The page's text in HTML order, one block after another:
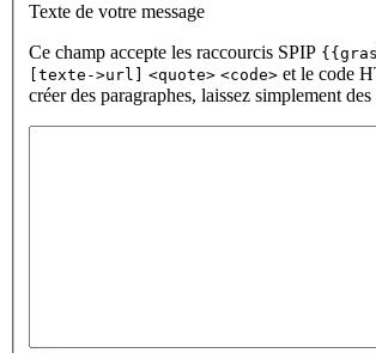
Texte de votre message
Ce champ accepte les raccourcis SPIP
[texte->url] <quote> <code> et le code
créer des paragraphes, laissez simplement